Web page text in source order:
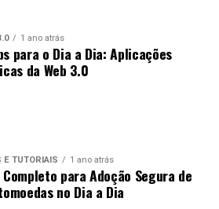
No entanto, também enfrenta
sua conexão com a Ripple Labs,
de debates sobre
Previsões
incluindo XLM e XRP, está
oportunidades. As previsões
1 ano atrás
para o Dia a Dia: Aplicações
da Web 3.0
E TUTORIAIS 1 ano atrás
Completo para Adoção Segura de
no Dia a Dia